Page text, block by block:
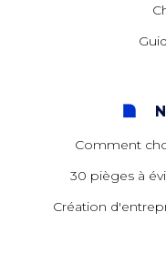
Comment
30 pièges à
Création